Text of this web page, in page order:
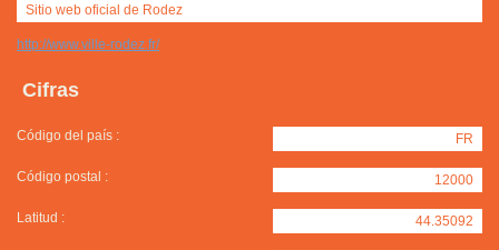
Sitio web oficial de Rodez
http://www.ville-rodez.fr/
Cifras
Código del país : FR
Código postal : 12000
Latitud : 44.35092